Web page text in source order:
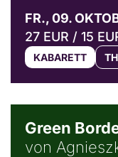
FR., 09.
27 EUR / 15
KABARETT
Green
von